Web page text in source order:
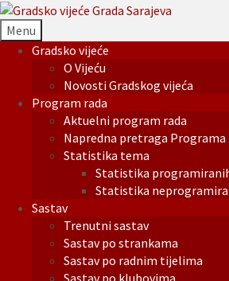
Menu
Gradsko vijeće
O Vijeću
Novosti Gradskog vijeća
Program rada
Aktuelni program rada
Napredna pretraga Programa
Statistika tema
Statistika
Statistika
Sastav
Trenutni sastav
Sastav po strankama
Sastav po radnim tijelima